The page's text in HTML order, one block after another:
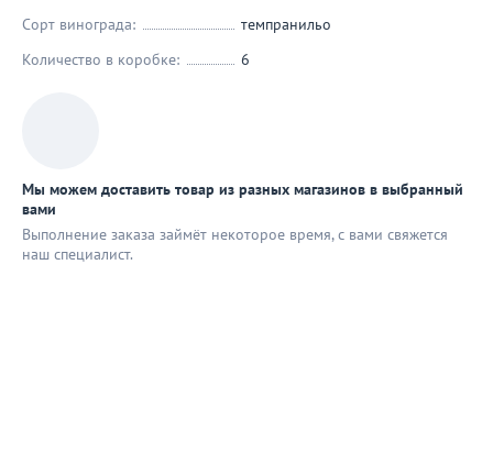
Сорт винограда:
темпранильо
Количество в коробке:
6
Мы можем доставить товар из разных магазинов в выбранный
вами
Выполнение заказа займёт некоторое время, с вами свяжется
наш специaлист.